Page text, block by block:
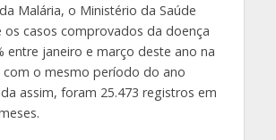
Malária, o Ministério da Saúde
os casos comprovados da doença
entre janeiro e março deste ano na
o mesmo período do ano
assim, foram 25.473 registros em